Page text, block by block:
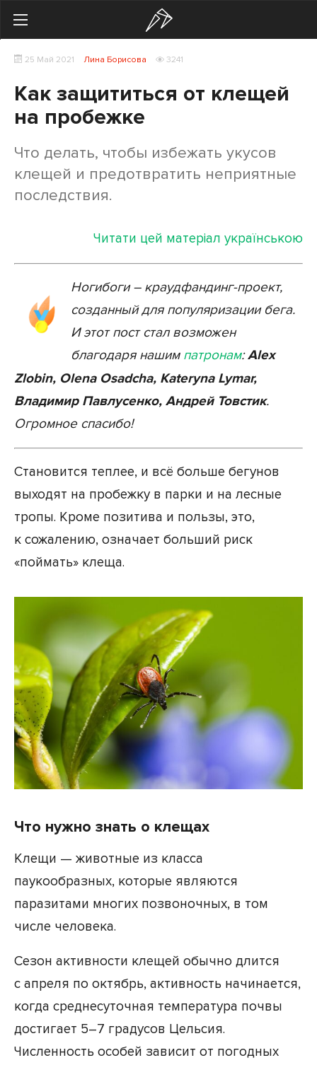
Тренировки
Мотивация
Экипировка
Женщинам
25 Май 2021 Лина Борисова 3241
Как защититься от клещей
на пробежке
Что делать, чтобы избежать укусов
клещей и предотвратить неприятные
последствия.
Читати цей матеріал українською
Ногибоги – краудфандинг-проект,
созданный для популяризации бега.
И этот пост стал возможен
благодаря нашим патронам:Alex
Zlobin, Olena Osadcha, Kateryna Lymar,
Владимир Павлусенко, Андрей Товстик.
Огромное спасибо!
Становится теплее, и всё больше бегунов
выходят на пробежку в парки и на лесные
тропы. Кроме позитива и пользы, это,
к сожалению, означает больший риск
«поймать» клеща.
Что нужно знать о клещах
Клещи — животные из класса
паукообразных, которые являются
паразитами многих позвоночных, в том
числе человека.
Сезон активности клещей обычно длится
с апреля по октябрь, активность начинается,
когда среднесуточная температура почвы
достигает 5–7 градусов Цельсия.
Численность особей зависит от погодных